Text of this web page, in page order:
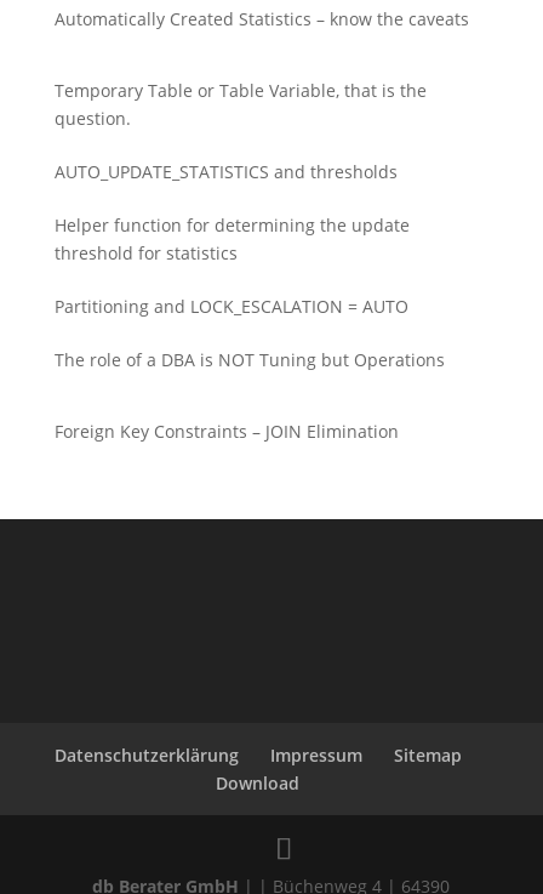
Automatically Created Statistics – know the caveats
Temporary Table or Table Variable, that is the
question.
AUTO_UPDATE_STATISTICS and thresholds
Helper function for determining the update
threshold for statistics
Partitioning and LOCK_ESCALATION = AUTO
The role of a DBA is NOT Tuning but Operations
Foreign Key Constraints – JOIN Elimination
Datenschutzerklärung Impressum
Sitemap
Download
db Berater GmbH | | Büchenweg 4 | 64390